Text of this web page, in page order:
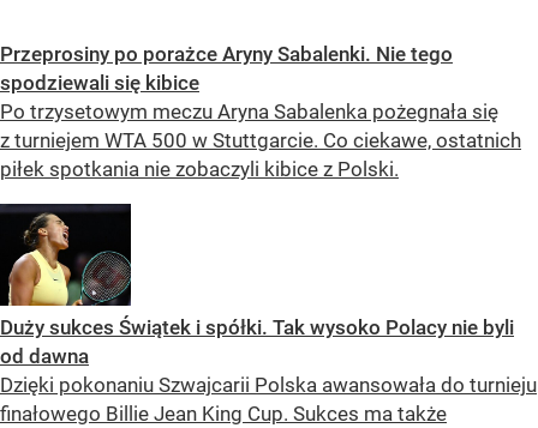
Przeprosiny po porażce Aryny Sabalenki. Nie tego
spodziewali się kibice
Po trzysetowym meczu Aryna Sabalenka pożegnała się
z turniejem WTA 500 w Stuttgarcie. Co ciekawe, ostatnich
piłek spotkania nie zobaczyli kibice z Polski.
Duży sukces Świątek i spółki. Tak wysoko Polacy nie byli
od dawna
Dzięki pokonaniu Szwajcarii Polska awansowała do turnieju
finałowego Billie Jean King Cup. Sukces ma także